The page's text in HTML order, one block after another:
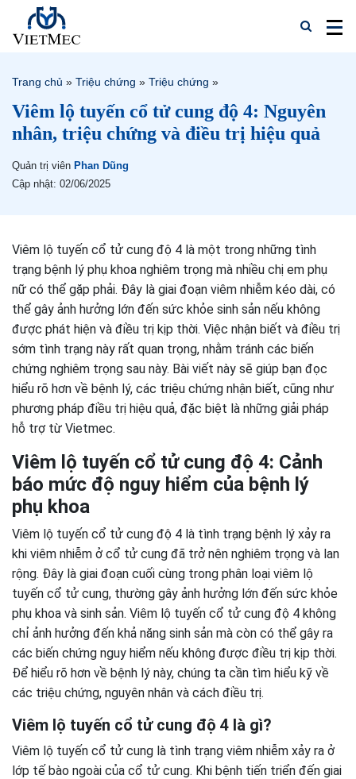
Trang chủ » Triệu chứng » Triệu chứng »
Viêm lộ tuyến cổ tử cung độ 4: Nguyên
nhân, triệu chứng và điều trị hiệu quả
Quản trị viên Phan Dũng
Cập nhật: 02/06/2025
Viêm lộ tuyến cổ tử cung độ 4 là một trong những tình
trạng bệnh lý phụ khoa nghiêm trọng mà nhiều chị em phụ
nữ có thể gặp phải. Đây là giai đoạn viêm nhiễm kéo dài, có
thể gây ảnh hưởng lớn đến sức khỏe sinh sản nếu không
được phát hiện và điều trị kịp thời. Việc nhận biết và điều trị
sớm tình trạng này rất quan trọng, nhằm tránh các biến
chứng nghiêm trọng sau này. Bài viết này sẽ giúp bạn đọc
hiểu rõ hơn về bệnh lý, các triệu chứng nhận biết, cũng như
phương pháp điều trị hiệu quả, đặc biệt là những giải pháp
hỗ trợ từ Vietmec.
Viêm lộ tuyến cổ tử cung độ 4: Cảnh
báo mức độ nguy hiểm của bệnh lý
phụ khoa
Viêm lộ tuyến cổ tử cung độ 4 là tình trạng bệnh lý xảy ra
khi viêm nhiễm ở cổ tử cung đã trở nên nghiêm trọng và lan
rộng. Đây là giai đoạn cuối cùng trong phân loại viêm lộ
tuyến cổ tử cung, thường gây ảnh hưởng lớn đến sức khỏe
phụ khoa và sinh sản. Viêm lộ tuyến cổ tử cung độ 4 không
chỉ ảnh hưởng đến khả năng sinh sản mà còn có thể gây ra
các biến chứng nguy hiểm nếu không được điều trị kịp thời.
Để hiểu rõ hơn về bệnh lý này, chúng ta cần tìm hiểu kỹ về
các triệu chứng, nguyên nhân và cách điều trị.
Viêm lộ tuyến cổ tử cung độ 4 là gì?
Viêm lộ tuyến cổ tử cung là tình trạng viêm nhiễm xảy ra ở
lớp tế bào ngoài của cổ tử cung. Khi bệnh tiến triển đến giai